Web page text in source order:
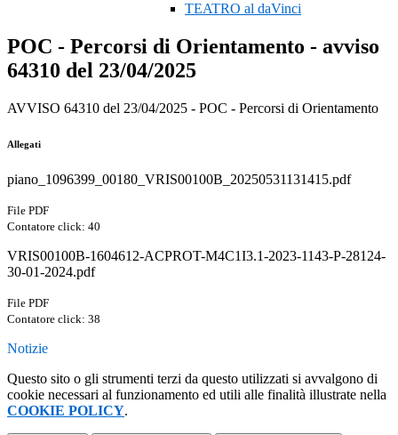
TEATRO al daVinci
POC - Percorsi di Orientamento - avviso
64310 del 23/04/2025
AVVISO 64310 del 23/04/2025 - POC - Percorsi di Orientamento
Allegati
piano_1096399_00180_VRIS00100B_20250531131415.pdf
File PDF
Contatore click: 40
VRIS00100B-1604612-ACPROT-M4C1I3.1-2023-1143-P-28124-
30-01-2024.pdf
File PDF
Contatore click: 38
Notizie
Questo sito o gli strumenti terzi da questo utilizzati si avvalgono di
cookie necessari al funzionamento ed utili alle finalità illustrate nella
COOKIE POLICY.